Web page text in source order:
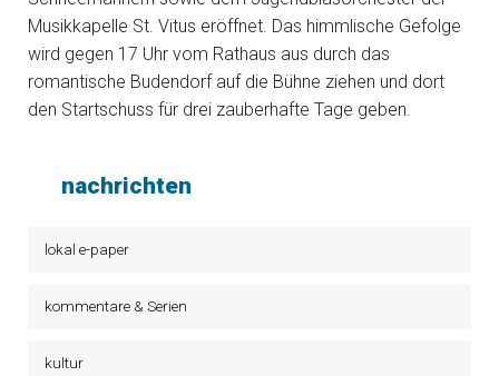
Musikkapelle St. Vitus eröffnet. Das himmlische Gefolge
wird gegen 17 Uhr vom Rathaus aus durch das
romantische Budendorf auf die Bühne ziehen und dort
den Startschuss für drei zauberhafte Tage geben.
nachrichten
lokal e-paper
kommentare & Serien
kultur